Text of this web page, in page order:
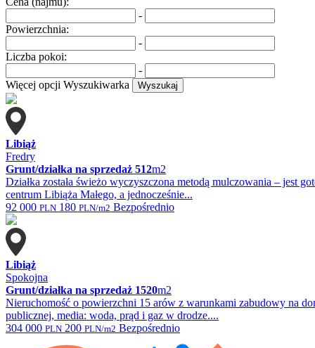
-
Powierzchnia:
-
Liczba pokoi:
-
Więcej opcji Wyszukiwarka Wyszukaj
Libiąż
Fredry
Grunt/działka na sprzedaż 512m2
Działka została świeżo wyczyszczona metodą mulczowania – jest
centrum Libiąża Małego, a jednocześnie...
92 000 PLN 180 PLN/m2 Bezpośrednio
Libiąż
Spokojna
Grunt/działka na sprzedaż 1520m2
Nieruchomość o powierzchni 15 arów z warunkami zabudowy na
publicznej, media: woda, prąd i gaz w drodze....
304 000 PLN 200 PLN/m2 Bezpośrednio